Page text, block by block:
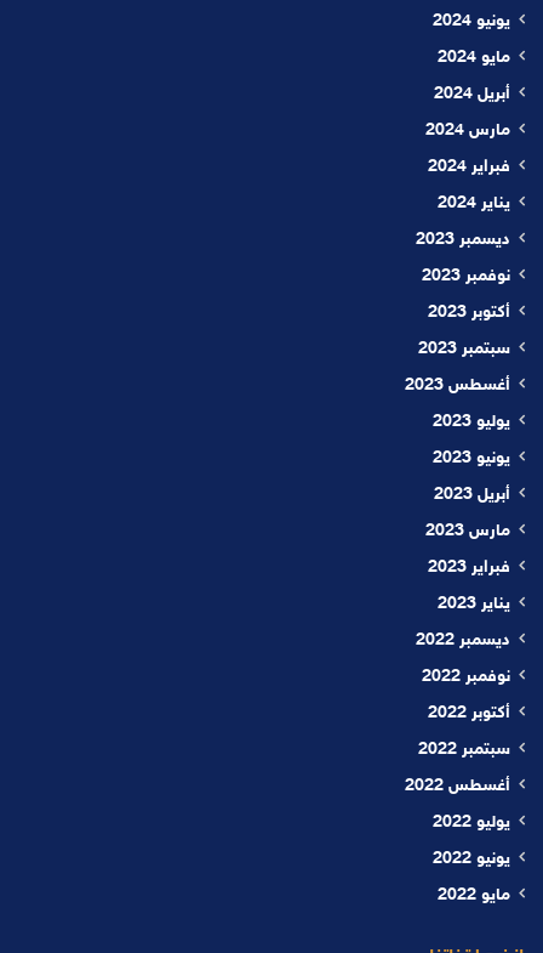
يونيو 2024
مايو 2024
أبريل 2024
مارس 2024
فبراير 2024
يناير 2024
ديسمبر 2023
نوفمبر 2023
أكتوبر 2023
سبتمبر 2023
أغسطس 2023
يوليو 2023
يونيو 2023
أبريل 2023
مارس 2023
فبراير 2023
يناير 2023
ديسمبر 2022
نوفمبر 2022
أكتوبر 2022
سبتمبر 2022
أغسطس 2022
يوليو 2022
يونيو 2022
مايو 2022